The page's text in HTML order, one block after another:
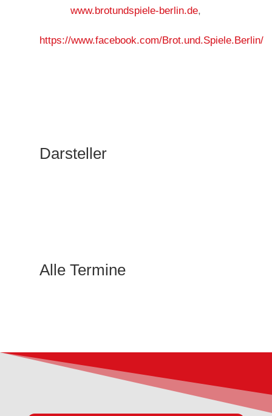
www.brotundspiele-berlin.de,
https://www.facebook.com/Brot.und.Spiele.Berlin/
Darsteller
Alle Termine